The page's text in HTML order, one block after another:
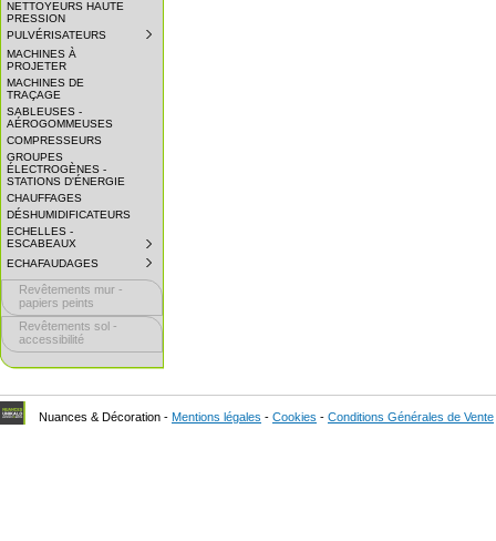
NETTOYEURS HAUTE
PRESSION
PULVÉRISATEURS
MACHINES À
PROJETER
MACHINES DE
TRAÇAGE
SABLEUSES -
AÉROGOMMEUSES
COMPRESSEURS
GROUPES
ÉLECTROGÈNES -
STATIONS D'ÉNERGIE
CHAUFFAGES
DÉSHUMIDIFICATEURS
ECHELLES -
ESCABEAUX
COLLAPSED.
CLICK
TO
EXPAND
ECHAFAUDAGES
COLLAPSED.
CLICK
EXPAND
SUBMENU.
Revêtements mur -
papiers peints
Revêtements sol -
accessibilité
Nuances & Décoration - Mentions légales - Cookies - Conditions Générales de Vente